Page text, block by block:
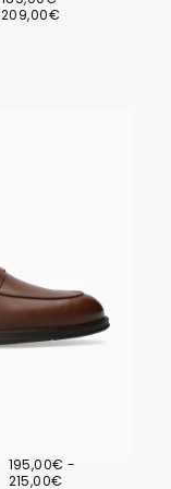
MINIMUM
209,00€
195,00€
PRIX
MINIMUM
195,00€ -
215,00€